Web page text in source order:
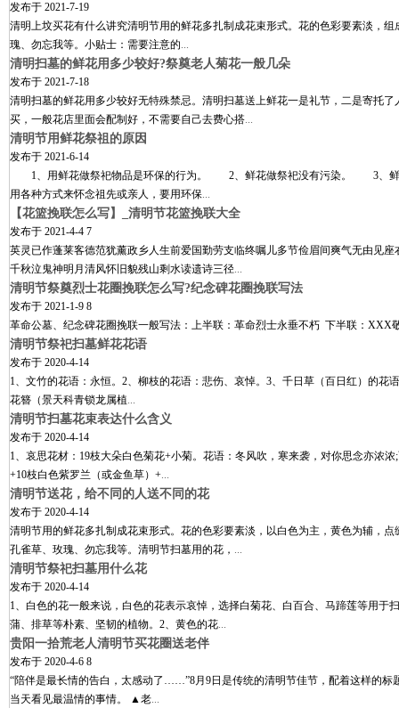
发布于 2021-7-19
清明上坟买花有什么讲究清明节用的鲜花多扎制成花束形式。花的色彩要素淡，
瑰、勿忘我等。小贴士：需要注意的...
清明扫墓的鲜花用多少较好?祭奠老人菊花一般几朵
发布于 2021-7-18
清明扫墓的鲜花用多少较好无特殊禁忌。清明扫墓送上鲜花一是礼节，二是寄托
买，一般花店里面会配制好，不需要自己去费心搭...
清明节用鲜花祭祖的原因
发布于 2021-6-14
1、用鲜花做祭祀物品是环保的行为。 2、鲜花做祭祀没有污染。 3、鲜
用各种方式来怀念祖先或亲人，要用环保...
【花篮挽联怎么写】_清明节花篮挽联大全
发布于 2021-4-4 7
英灵已作蓬莱客德范犹薰政乡人生前爱国勤劳支临终嘱儿多节俭眉间爽气无由见
千秋泣鬼神明月清风怀旧貌残山剩水读遗诗三径...
清明节祭奠烈士花圈挽联怎么写?纪念碑花圈挽联写法
发布于 2021-1-9 8
革命公墓、纪念碑花圈挽联一般写法：上半联：革命烈士永垂不朽 下半联：
清明节祭祀扫墓鲜花花语
发布于 2020-4-14
1、文竹的花语：永恒。2、柳枝的花语：悲伤、哀悼。3、千日草（百日红）的
花簪（景天科青锁龙属植...
清明节扫墓花束表达什么含义
发布于 2020-4-14
1、哀思花材：19枝大朵白色菊花+小菊。花语：冬风吹，寒来袭，对你思念亦浓
+10枝白色紫罗兰（或金鱼草）+...
清明节送花，给不同的人送不同的花
发布于 2020-4-14
清明节用的鲜花多扎制成花束形式。花的色彩要素淡，以白色为主，黄色为辅，
孔雀草、玫瑰、勿忘我等。清明节扫墓用的花， ...
清明节祭祀扫墓用什么花
发布于 2020-4-14
1、白色的花一般来说，白色的花表示哀悼，选择白菊花、白百合、马蹄莲等用
蒲、排草等朴素、坚韧的植物。2、黄色的花...
贵阳一拾荒老人清明节买花圈送老伴
发布于 2020-4-6 8
“陪伴是最长情的告白，太感动了……”8月9日是传统的清明节佳节，配着这样的
当天看见最温情的事情。 ▲老...